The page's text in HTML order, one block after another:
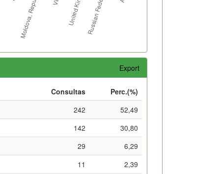
Export
Consultas
Perc.(%)
242
52,49
142
30,80
29
6,29
11
2,39